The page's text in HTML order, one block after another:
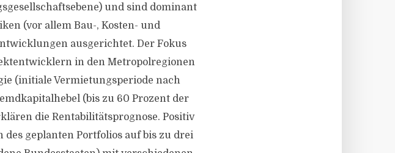
und sind dominant
(vor allem Bau-, Kosten- und
ausgerichtet. Der Fokus
in den Metropolregionen
(initiale Vermietungsperiode nach
(bis zu 60 Prozent der
die Rentabilitätsprognose. Positiv
geplanten Portfolios auf bis zu drei